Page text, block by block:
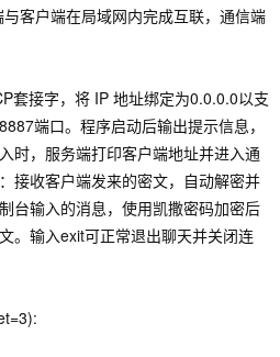
客户端在局域网内完成互联，通信端
套接字，将 IP 地址绑定为0.0.0.0以支
端口。程序启动后输出提示信息，
时，服务端打印客户端地址并进入通
接收客户端发来的密文，自动解密并
台输入的消息，使用凯撒密码加密后
。输入exit可正常退出聊天并关闭连